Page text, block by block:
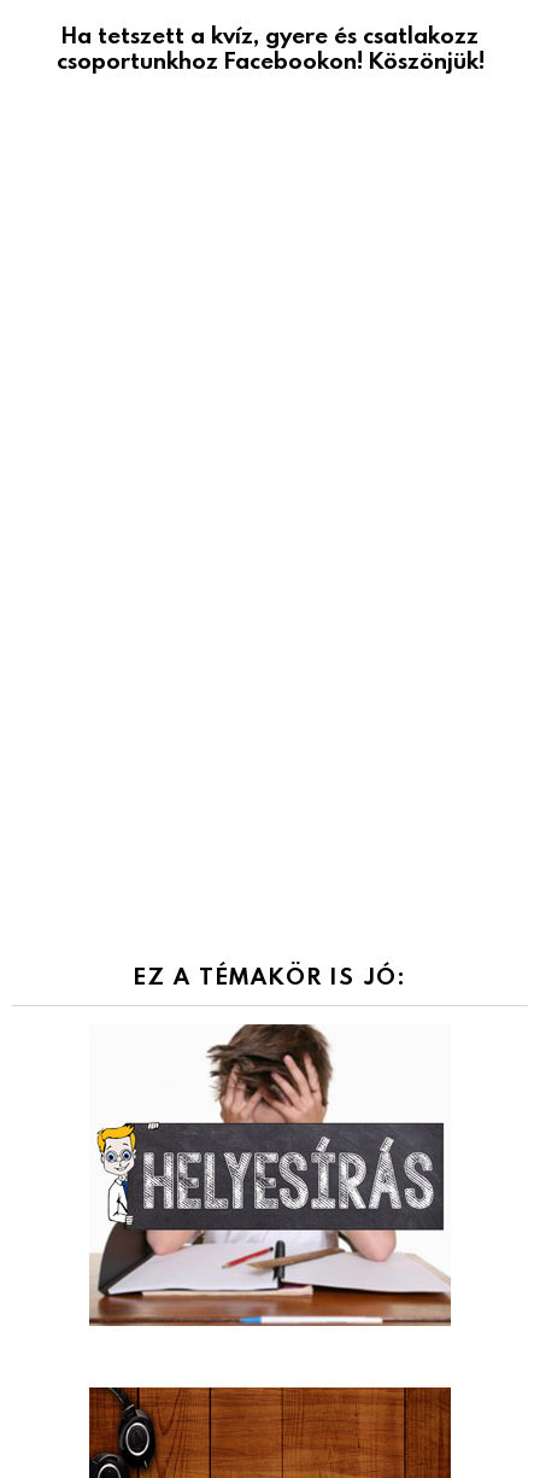
Ha tetszett a kvíz, gyere és csatlakozz
csoportunkhoz Facebookon! Köszönjük!
EZ A TÉMAKÖR IS JÓ: